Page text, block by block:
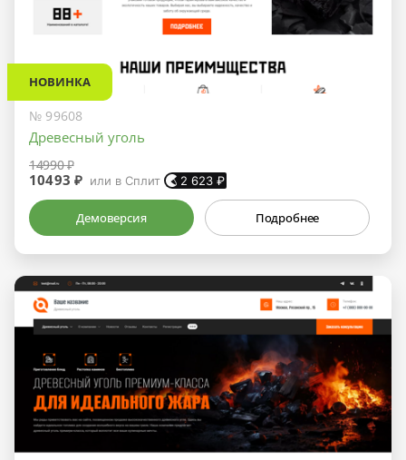
НОВИНКА
№ 99608
Древесный уголь
14990 ₽
10493 ₽ или в Сплит 2 623 ₽
Демоверсия Подробнее